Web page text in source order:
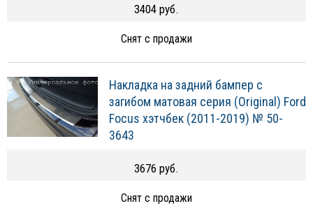
3404 руб.
Снят с продажи
Накладка на задний бампер с
загибом матовая серия (Original) Ford
Focus хэтчбек (2011-2019) № 50-
3643
3676 руб.
Снят с продажи